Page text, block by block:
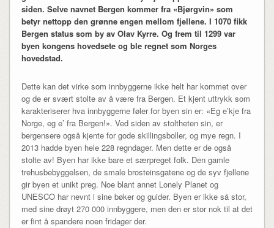
siden. Selve navnet Bergen kommer fra «Bjørgvin» som
betyr nettopp den grønne engen mellom fjellene. I 1070 fikk
Bergen status som by av Olav Kyrre. Og frem til 1299 var
byen kongens hovedsete og ble regnet som Norges
hovedstad.
Dette kan det virke som innbyggerne ikke helt har kommet over
og de er svært stolte av å være fra Bergen. Et kjent uttrykk som
karakteriserer hva innbyggerne føler for byen sin er: «Eg e’kje fra
Norge, eg e’ fra Bergen!». Ved siden av stoltheten sin, er
bergensere også kjente for gode skillingsboller, og mye regn. I
2013 hadde byen hele 228 regndager. Men dette er de også
stolte av! Byen har ikke bare et særpreget folk. Den gamle
trehusbebyggelsen, de smale brosteinsgatene og de syv fjellene
gir byen et unikt preg. Noe blant annet Lonely Planet og
UNESCO har nevnt i sine bøker og guider. Byen er ikke så stor,
med sine drøyt 270 000 innbyggere, men den er stor nok til at det
er fint å spandere noen fridager der.